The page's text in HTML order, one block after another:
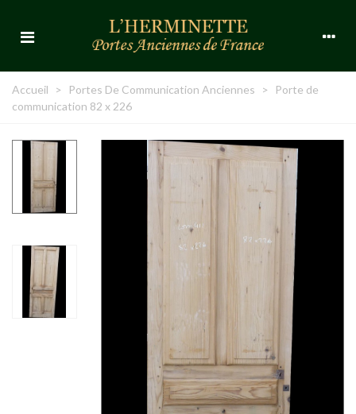
Accueil > Portes De Communication Anciennes >
Porte de
communication 82 x 226